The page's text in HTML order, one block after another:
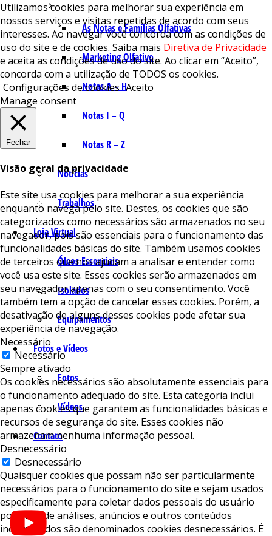
As Notas e Famílias Olfativas
Marketing Olfativo
Notas A – H
Notas I – Q
Notas R – Z
Notícias
Trabalhos
Loja Virtual
Óleos Essenciais
Isolados
Equipamentos
Fotos e Vídeos
Fotos
Vídeos
Contato
Utilizamos cookies para melhorar sua experiência em
nossos serviços e visitas repetidas de acordo com seus
interesses. Ao navegar você concorda com as condições de
uso do site e de cookies. Saiba mais Diretiva de Privacidade
e aceita as condições de uso do site. Ao clicar em “Aceito”,
concorda com a utilização de TODOS os cookies.
Configurações de cookies Aceito
Manage consent
Fechar
Visão geral da privacidade
Este site usa cookies para melhorar a sua experiência
enquanto navega pelo site. Destes, os cookies que são
categorizados como necessários são armazenados no seu
navegador, pois são essenciais para o funcionamento das
funcionalidades básicas do site. Também usamos cookies
de terceiros que nos ajudam a analisar e entender como
você usa este site. Esses cookies serão armazenados em
seu navegador apenas com o seu consentimento. Você
também tem a opção de cancelar esses cookies. Porém, a
desativação de alguns desses cookies pode afetar sua
experiência de navegação.
Necessário
Necessário
Sempre ativado
Os cookies necessários são absolutamente essenciais para
o funcionamento adequado do site. Esta categoria inclui
apenas cookies que garantem as funcionalidades básicas e
recursos de segurança do site. Esses cookies não
armazenam nenhuma informação pessoal.
Desnecessário
Desnecessário
Quaisquer cookies que possam não ser particularmente
necessários para o funcionamento do site e sejam usados ​​
especificamente para coletar dados pessoais do usuário
por meio de análises, anúncios e outros conteúdos
incorporados são denominados cookies desnecessários. É